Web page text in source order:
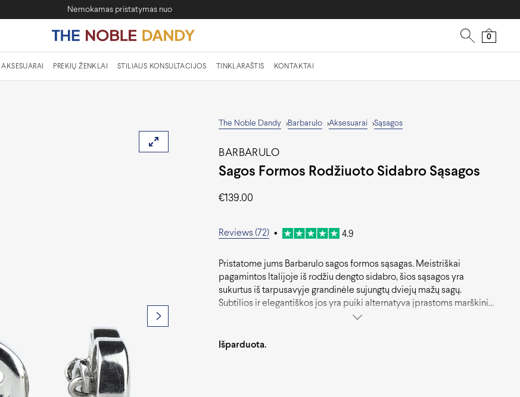
Nemokamas pristatymas nuo
0
AKSESUARAI PREKIŲ ŽENKLAI STILIAUS KONSULTACIJOS TINKLARAŠTIS KONTAKTAI
The Noble Dandy >Barbarulo >Aksesuarai >Sąsagos
BARBARULO
Sagos Formos Rodžiuoto Sidabro Sąsagos
€139.00
Reviews (72) • 4.9
Pristatome jums Barbarulo sagos formos sąsagas. Meistriškai
pagamintos Italijoje iš rodžiu dengto sidabro, šios sąsagos yra
sukurtus iš tarpusavyje grandinėle sujungtų dviejų mažų sagų.
Subtilios ir elegantiškos jos yra puiki alternatyva įprastoms marškinių
sagoms ir puikiai derės prie jūsų turimų kostiumų tiek darbinėje
Išparduota.